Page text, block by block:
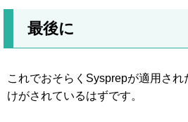
最後に
これでおそらくSysprepが適用さ
けがされているはずです。